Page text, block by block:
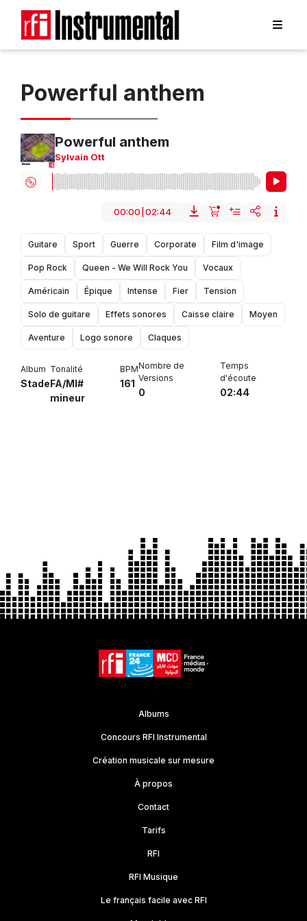
Powerful anthem
Powerful anthem
Sylvain Ott
00:00 02:44
Guitare Sport Guerre Corporate Film d'image
Pop Rock Queen - We Will Rock You Vocaux
Américain Épique Intense Fier Tension
Solo de guitare Effets sonores Caisse claire Moyen
Aventure Logo sonore Claques
Album
Stade
Tonalité
FA/MI#
mineur
BPM
161
Nombre de
Versions
0
Temps
d'écoute
02:44
Albums
Concours RFI Instrumental
Création musicale sur mesure
À propos
Contact
Tarifs
RFI
RFI Musique
Le français facile avec RFI